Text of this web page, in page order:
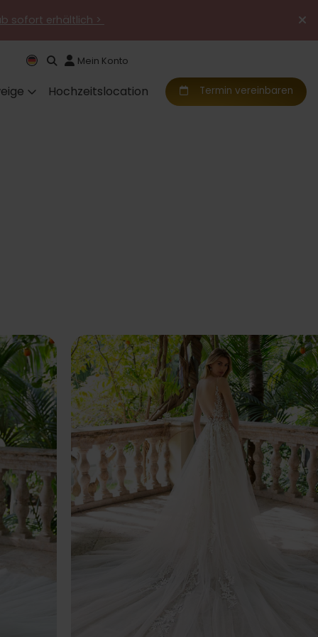
sofort erhältlich >
Mein Konto
Hochzeitslocation Termin vereinbaren